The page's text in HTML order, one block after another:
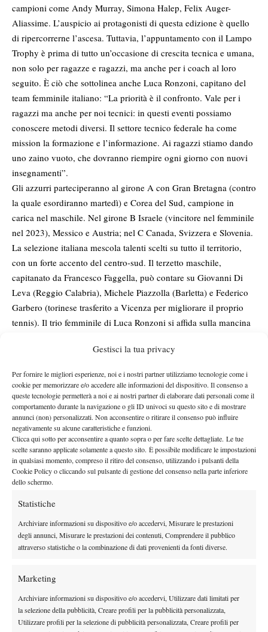
Gestisci la tua privacy
Per fornire le migliori esperienze, noi e i nostri partner utilizziamo tecnologie come i
cookie per memorizzare e/o accedere alle informazioni del dispositivo. Il consenso a
queste tecnologie permetterà a noi e ai nostri partner di elaborare dati personali come il
comportamento durante la navigazione o gli ID univoci su questo sito e di mostrare
annunci (non) personalizzati. Non acconsentire o ritirare il consenso può influire
negativamente su alcune caratteristiche e funzioni.
Clicca qui sotto per acconsentire a quanto sopra o per fare scelte dettagliate. Le tue
scelte saranno applicate solamente a questo sito. È possibile modificare le impostazioni
in qualsiasi momento, compreso il ritiro del consenso, utilizzando i pulsanti della
Cookie Policy o cliccando sul pulsante di gestione del consenso nella parte inferiore
dello schermo.
Statistiche
Archiviare informazioni su dispositivo e/o accedervi, Misurare le prestazioni
degli annunci, Misurare le prestazioni dei contenuti, Comprendere il pubblico
attraverso statistiche o la combinazione di dati provenienti da fonti diverse.
Marketing
Archiviare informazioni su dispositivo e/o accedervi, Utilizzare dati limitati per
la selezione della pubblicità, Creare profili per la pubblicità personalizzata,
Utilizzare profili per la selezione di pubblicità personalizzata, Creare profili per
campioni come Andy Murray, Simona Halep, Felix Auger-
Aliassime. L’auspicio ai protagonisti di questa edizione è quello
di ripercorrerne l’ascesa. Tuttavia, l’appuntamento con il Lampo
Trophy è prima di tutto un’occasione di crescita tecnica e umana,
non solo per ragazze e ragazzi, ma anche per i coach al loro
seguito. È ciò che sottolinea anche Luca Ronzoni, capitano del
team femminile italiano: “La priorità è il confronto. Vale per i
ragazzi ma anche per noi tecnici: in questi eventi possiamo
conoscere metodi diversi. Il settore tecnico federale ha come
mission la formazione e l’informazione. Ai ragazzi stiamo dando
uno zaino vuoto, che dovranno riempire ogni giorno con nuovi
insegnamenti”.
Gli azzurri parteciperanno al girone A con Gran Bretagna (contro
la quale esordiranno martedì) e Corea del Sud, campione in
carica nel maschile. Nel girone B Israele (vincitore nel femminile
nel 2023), Messico e Austria; nel C Canada, Svizzera e Slovenia.
La selezione italiana mescola talenti scelti su tutto il territorio,
con un forte accento del centro-sud. Il terzetto maschile,
capitanato da Francesco Faggella, può contare su Giovanni Di
Leva (Reggio Calabria), Michele Piazzolla (Barletta) e Federico
Garbero (torinese trasferito a Vicenza per migliorare il proprio
tennis). Il trio femminile di Luca Ronzoni si affida sulla mancina
Anna Polito (Salerno). L’Italia sarà in campo martedì e mercoledì
riposo. L’ambizione è quella di superare l’ostico girone e
giocarsela poi tra le migliori quattro. Ma, prima del risultato, sarà
importante il percorso, la possibilità unica di incontro con realtà
vicine e distanti che il Lampo Trophy garantisce da oltre
vent’anni.
LA GUIDA
Torneo maschile
Girone A: Corea del Sud, Italia, Gran Bretagna (Forza e
Costanza).
Girone C: Canada, Svizzera, Slovenia (Centro Tennis
Ospitaletto).
Girone A: Corea del Sud, Italia, Gran Bretagna (Forza e
Girone B: Israele, Messico, Austria (Forza e Costanza).
Girone C: Canada, Svizzera, Slovenia (Centro Tennis